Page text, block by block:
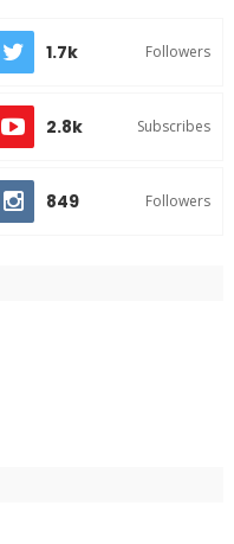
1.7k Followers
2.8k Subscribes
849 Followers